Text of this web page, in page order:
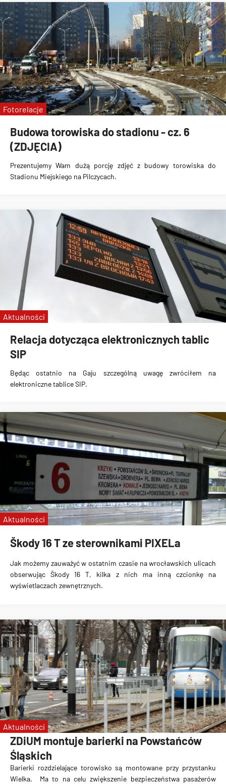
Budowa torowiska do stadionu - cz. 6
(ZDJĘCIA)
Prezentujemy Wam dużą porcję zdjęć z budowy torowiska do
Stadionu Miejskiego na Pilczycach.
Fotorelacje
Relacja dotycząca elektronicznych tablic
SIP
Będąc ostatnio na Gaju szczególną uwagę zwróciłem na
elektroniczne tablice SIP.
Aktualności
Škody 16 T ze sterownikami PIXELa
Jak możemy zauważyć w ostatnim czasie na wrocławskich ulicach
obserwując Škody 16 T, kilka z nich ma inną czcionkę na
wyświetlaczach zewnętrznych.
Aktualności
ZDiUM montuje barierki na Powstańców
Śląskich
Barierki rozdzielające torowisko są montowane przy przystanku
Wielka. Ma to na celu zwiększenie bezpieczeństwa pasażerów
Aktualności